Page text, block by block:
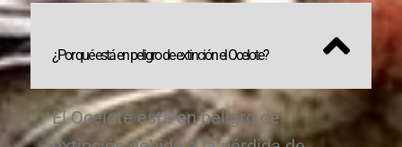
¿Por qué está en peligro de extinción el Ocelote?
El Ocelote está en peligro de